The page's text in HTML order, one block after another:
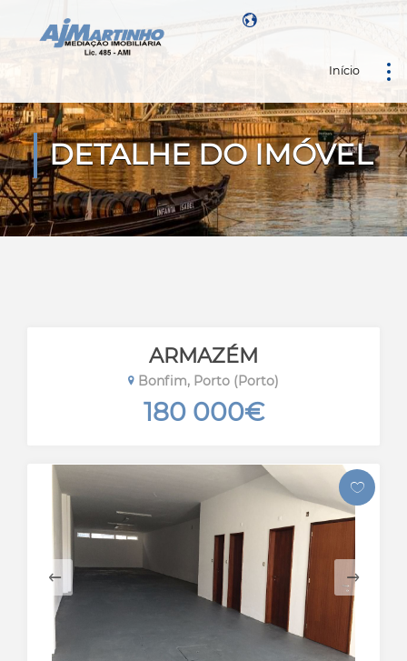
Início
DETALHE DO IMÓVEL
ARMAZÉM
Bonfim, Porto (Porto)
180 000€